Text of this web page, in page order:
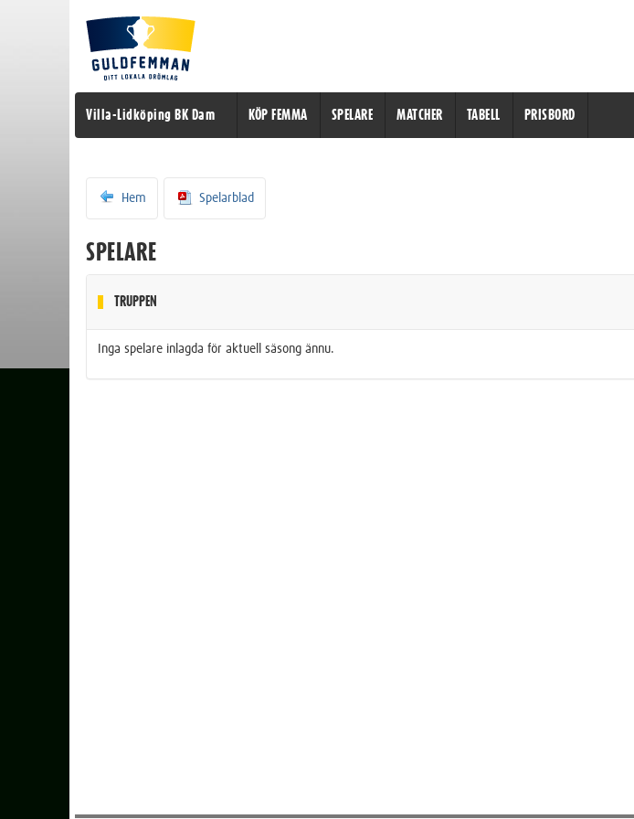
Villa-Lidköping BK Dam KÖP FEMMA SPELARE MATCHER TABELL PRISBORD
Hem Spelarblad
SPELARE
TRUPPEN
Inga spelare inlagda för aktuell säsong ännu.